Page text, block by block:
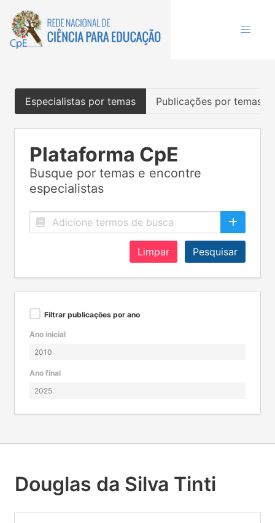
Especialistas por temas Publicações por temas
Plataforma CpE
Busque por temas e encontre
especialistas
Limpar Pesquisar
Filtrar publicações por ano
Ano inicial
Ano final
Douglas da Silva Tinti